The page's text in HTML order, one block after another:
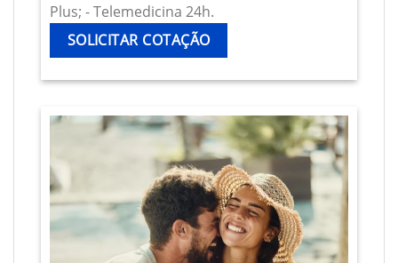
Plus; - Telemedicina 24h.
SOLICITAR COTAÇÃO